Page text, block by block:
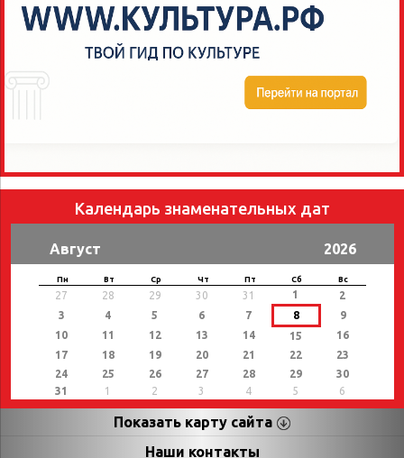
Календарь знаменательных дат
Август 2026
Пн Вт Ср Чт Пт Сб Вс
27 28 29 30 31 1
2
3
4 5 6 7 8
9
10
11 12 13 14 15
16
17
18 19 20 21 22
23
24
25 26 27 28 29
30
31
1 2 3 4 5 6
Показать карту сайта
Страницы Категории
Наши контакты